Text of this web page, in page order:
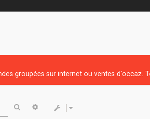
groupées sur internet ou ventes d'occaz.
RechercherRecherche avancée